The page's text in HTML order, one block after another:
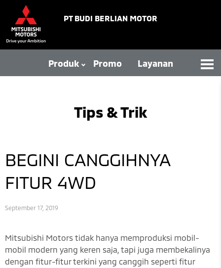
PT BUDI BERLIAN MOTOR
Produk Promo Layanan
Tips & Trik
BEGINI CANGGIHNYA
FITUR 4WD
September 17, 2019
Mitsubishi Motors tidak hanya memproduksi mobil-
mobil modern yang keren saja, tapi juga membekalinya
dengan fitur-fitur terkini yang canggih seperti fitur